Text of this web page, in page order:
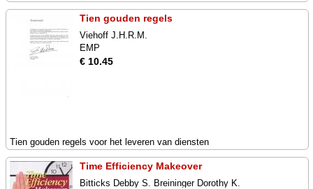
Tien gouden regels
Viehoff J.H.R.M.
EMP
€ 10.45
Tien gouden regels voor het leveren van diensten
Time Efficiency Makeover
Bitticks Debby S. Breininger Dorothy K.